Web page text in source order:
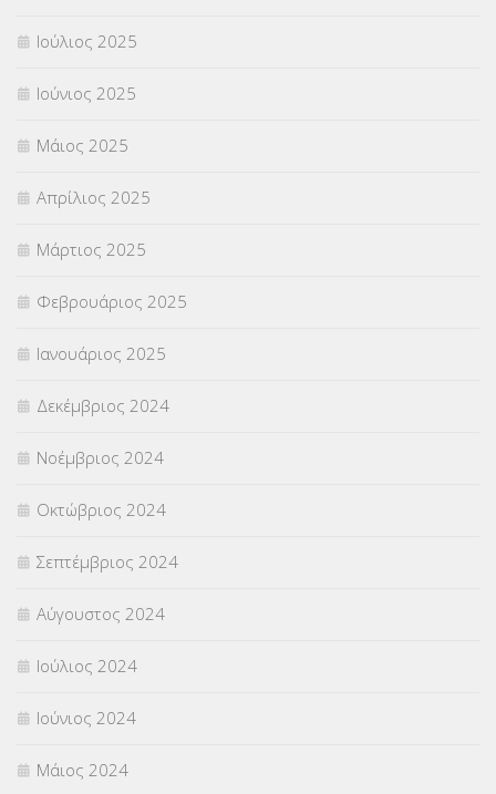
Ιούλιος 2025
Ιούνιος 2025
Μάιος 2025
Απρίλιος 2025
Μάρτιος 2025
Φεβρουάριος 2025
Ιανουάριος 2025
Δεκέμβριος 2024
Νοέμβριος 2024
Οκτώβριος 2024
Σεπτέμβριος 2024
Αύγουστος 2024
Ιούλιος 2024
Ιούνιος 2024
Μάιος 2024